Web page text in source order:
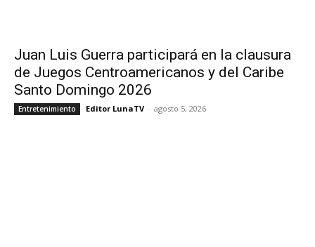
Juan Luis Guerra participará en la clausura
de Juegos Centroamericanos y del Caribe
Santo Domingo 2026
Entretenimiento Editor LunaTV - agosto 5, 2026